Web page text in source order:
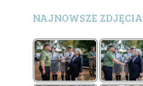
NAJNOWSZE ZDJĘCIA